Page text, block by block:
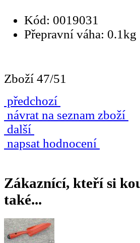
Kód: 0019031
Přepravní váha: 0.1kg
Zboží 47/51
předchozí
návrat na seznam zboží
další
napsat hodnocení
Zákaznící, kteří si
také...